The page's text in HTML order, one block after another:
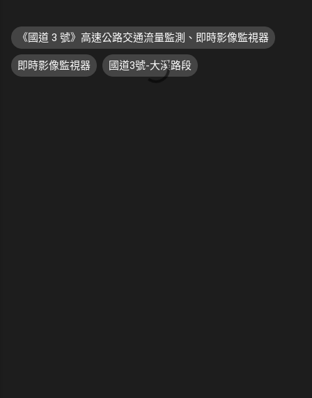
《國道 3 號》高速公路交通流量監測、即時影像監視器
即時影像監視器 國道3號-大溪路段